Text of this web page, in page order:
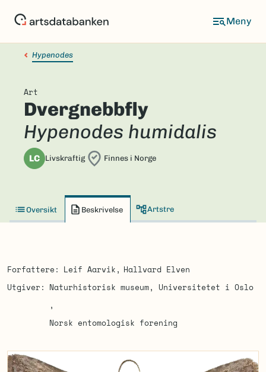
Hypenodes
Art
Dvergnebbfly
Hypenodes humidalis
LC Livskraftig Finnes i Norge
Oversikt Beskrivelse Artstre
Forfattere Leif Aarvik
Hallvard Elven
Utgiver
Naturhistorisk museum, Universitetet i Oslo
Norsk entomologisk forening